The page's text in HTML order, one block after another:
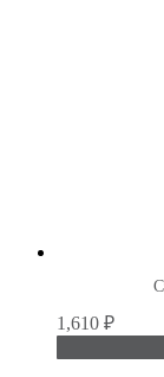
1,610 ₽